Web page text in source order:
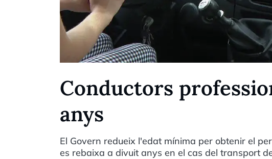
Conductors
anys
El Govern redueix l'edat mínima per obtenir el
es rebaixa a divuit anys en el cas del transport